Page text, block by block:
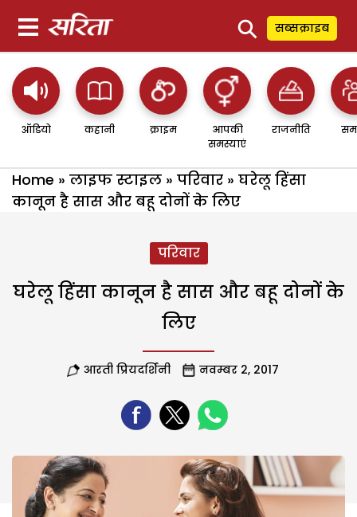
⚲ सब्सक्राइब
ऑडियो कहानी क्राइम
आपकी
समस्याएं
राजनीति
Home » लाइफ स्टाइल » परिवार » घरेलू हिंसा
कानून है सास और बहू दोनों के लिए
परिवार
घरेलू हिंसा कानून है सास और बहू दोनों के
लिए
आरती प्रियदर्शिनी नवम्बर 2, 2017